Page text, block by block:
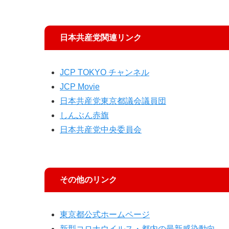
日本共産党関連リンク
JCP TOKYO チャンネル
JCP Movie
日本共産党東京都議会議員団
しんぶん赤旗
日本共産党中央委員会
その他のリンク
東京都公式ホームページ